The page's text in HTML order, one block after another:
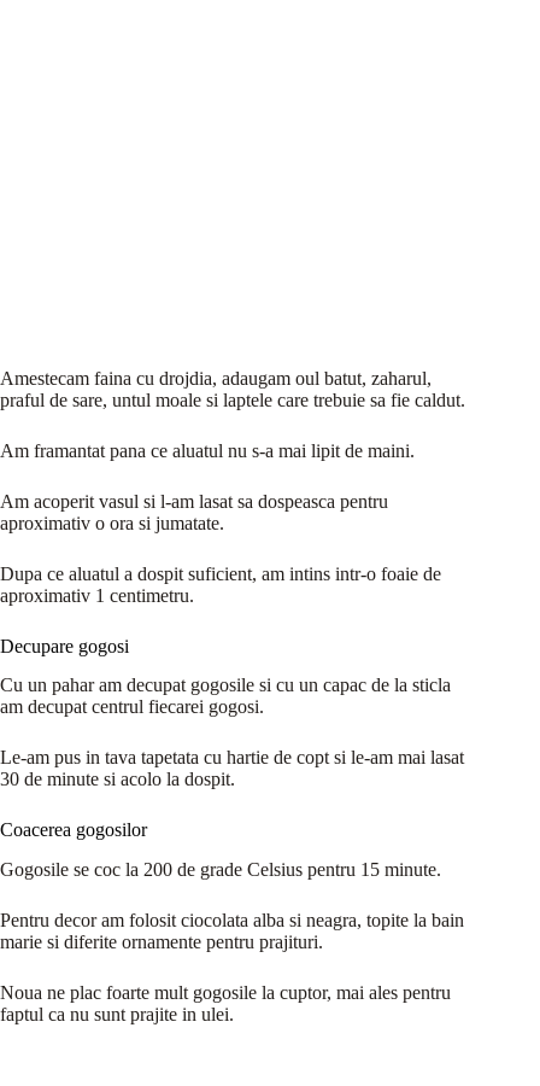
Amestecam faina cu drojdia, adaugam oul batut, zaharul,
praful de sare, untul moale si laptele care trebuie sa fie caldut.
Am framantat pana ce aluatul nu s-a mai lipit de maini.
Am acoperit vasul si l-am lasat sa dospeasca pentru
aproximativ o ora si jumatate.
Dupa ce aluatul a dospit suficient, am intins intr-o foaie de
aproximativ 1 centimetru.
Decupare gogosi
Cu un pahar am decupat gogosile si cu un capac de la sticla
am decupat centrul fiecarei gogosi.
Le-am pus in tava tapetata cu hartie de copt si le-am mai lasat
30 de minute si acolo la dospit.
Coacerea gogosilor
Gogosile se coc la 200 de grade Celsius pentru 15 minute.
Pentru decor am folosit ciocolata alba si neagra, topite la bain
marie si diferite ornamente pentru prajituri.
Noua ne plac foarte mult gogosile la cuptor, mai ales pentru
faptul ca nu sunt prajite in ulei.